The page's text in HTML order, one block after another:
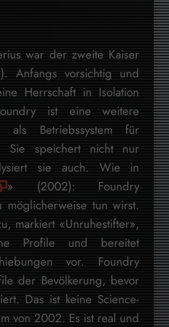
war der zweite Kaiser
Anfangs vorsichtig und
Herrschaft in Isolation
ist eine weitere
als Betriebssystem für
Sie speichert nicht nur
sie auch. Wie in
» (2002): Foundry
möglicherweise tun wirst.
markiert «Unruhestifter»,
Profile und bereitet
vor. Foundry
der Bevölkerung, bevor
Das ist keine Science-
von 2002. Es ist real und